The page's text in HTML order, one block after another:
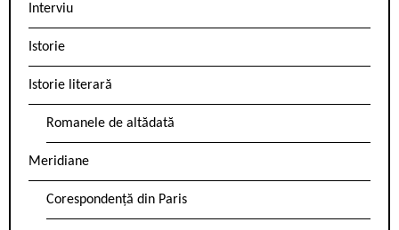
Interviu
Istorie
Istorie literară
Romanele de altădată
Meridiane
Corespondență din Paris